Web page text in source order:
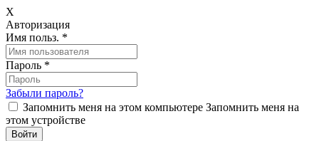
X
Авторизация
Имя польз. *
Пароль *
Забыли пароль?
Запомнить меня на этом компьютере Запомнить меня на
этом устройстве